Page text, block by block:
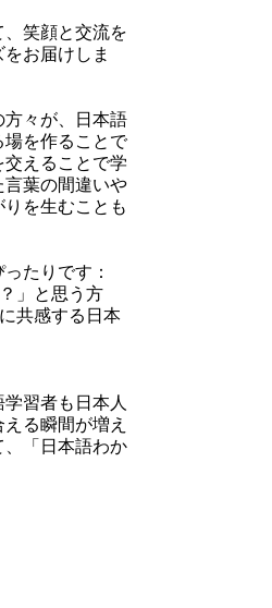
笑顔と交流を
お届けしま
々が、日本語
を作ることで
えることで学
葉の間違いや
を生むことも
たりです：
」と思う方
共感する日本
習者も日本人
る瞬間が増え
「日本語わか